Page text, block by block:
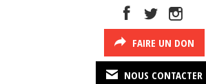
FAIRE UN DON
NOUS CONTACTER